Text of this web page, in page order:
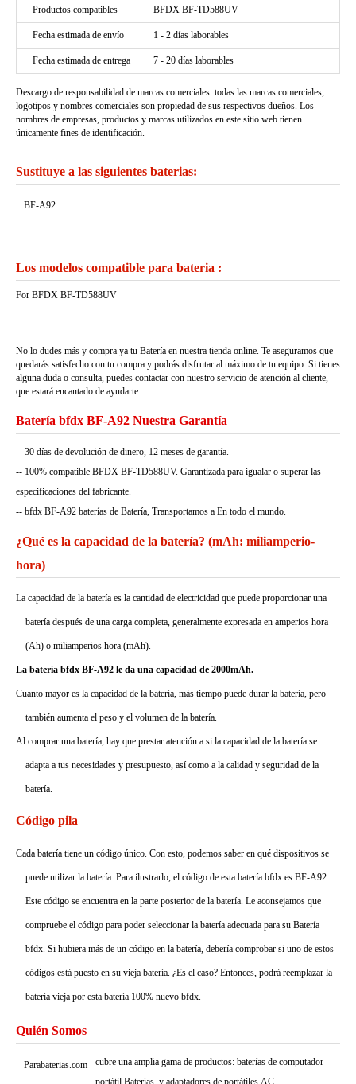
Productos compatibles BFDX BF-TD588UV
Fecha estimada de envío 1 - 2 días laborables
Fecha estimada de entrega 7 - 20 días laborables
Descargo de responsabilidad de marcas comerciales: todas las marcas comerciales,
logotipos y nombres comerciales son propiedad de sus respectivos dueños. Los
nombres de empresas, productos y marcas utilizados en este sitio web tienen
únicamente fines de identificación.
Sustituye a las siguientes baterias:
BF-A92
Los modelos compatible para bateria :
For BFDX BF-TD588UV
No lo dudes más y compra ya tu Batería en nuestra tienda online. Te aseguramos que
quedarás satisfecho con tu compra y podrás disfrutar al máximo de tu equipo. Si tienes
alguna duda o consulta, puedes contactar con nuestro servicio de atención al cliente,
que estará encantado de ayudarte.
Batería bfdx BF-A92 Nuestra Garantía
-- 30 días de devolución de dinero, 12 meses de garantía.
-- 100% compatible BFDX BF-TD588UV. Garantizada para igualar o superar las
especificaciones del fabricante.
-- bfdx BF-A92 baterías de Batería, Transportamos a En todo el mundo.
¿Qué es la capacidad de la batería? (mAh: miliamperio-
hora)
La capacidad de la batería es la cantidad de electricidad que puede proporcionar una
batería después de una carga completa, generalmente expresada en amperios hora
(Ah) o miliamperios hora (mAh).
La batería bfdx BF-A92 le da una capacidad de 2000mAh.
Cuanto mayor es la capacidad de la batería, más tiempo puede durar la batería, pero
también aumenta el peso y el volumen de la batería.
Al comprar una batería, hay que prestar atención a si la capacidad de la batería se
adapta a tus necesidades y presupuesto, así como a la calidad y seguridad de la
batería.
Código pila
Cada batería tiene un código único. Con esto, podemos saber en qué dispositivos se
puede utilizar la batería. Para ilustrarlo, el código de esta batería bfdx es BF-A92.
Este código se encuentra en la parte posterior de la batería. Le aconsejamos que
compruebe el código para poder seleccionar la batería adecuada para su Batería
bfdx. Si hubiera más de un código en la batería, debería comprobar si uno de estos
códigos está puesto en su vieja batería. ¿Es el caso? Entonces, podrá reemplazar la
batería vieja por esta batería 100% nuevo bfdx.
Quién Somos
Parabaterias.com
cubre una amplia gama de productos: baterías de computador
portátil,Baterías, y adaptadores de portátiles,AC